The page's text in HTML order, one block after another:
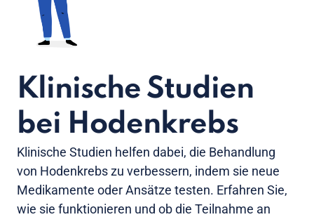
Klinische Studien
bei Hodenkrebs
Klinische Studien helfen dabei, die Behandlung
von Hodenkrebs zu verbessern, indem sie neue
Medikamente oder Ansätze testen. Erfahren Sie,
wie sie funktionieren und ob die Teilnahme an